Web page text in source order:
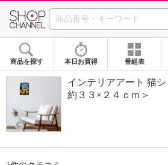
SHOP
商品を探す 本日お買得 番組表
インテリアアート 猫シ
約３３×２４ｃｍ＞